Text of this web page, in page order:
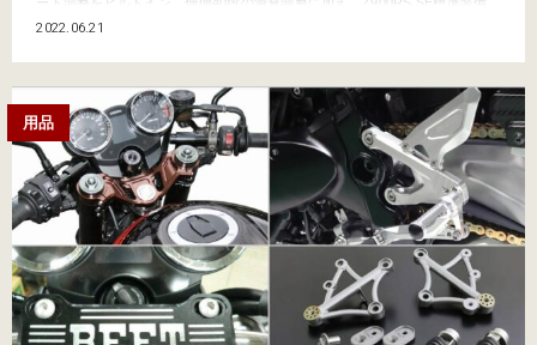
のオーリンズサスペンションにはない車高調整機能も完備する。KA740はさ
製品。フロントサスペンションもカ…
2022.06.21
用品